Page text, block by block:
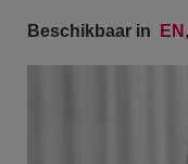
Beschikbaar in EN